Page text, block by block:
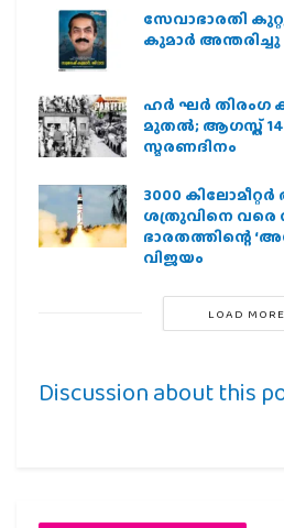
സേവാഭാരതി
കുമാർ അന്തരിച്ചു
ഹര്‍ ഘര്‍ തിരംഗ
മുതല്‍; ആഗസ്ത് 14
സ്മരണദിനം
3000
ശത്രുവിനെ വരെ
ഭാരതത്തിന്റെ
വിജയം
LOAD MORE
Discussion about this